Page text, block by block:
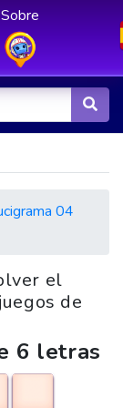
Sobre
04
el
de
6 letras